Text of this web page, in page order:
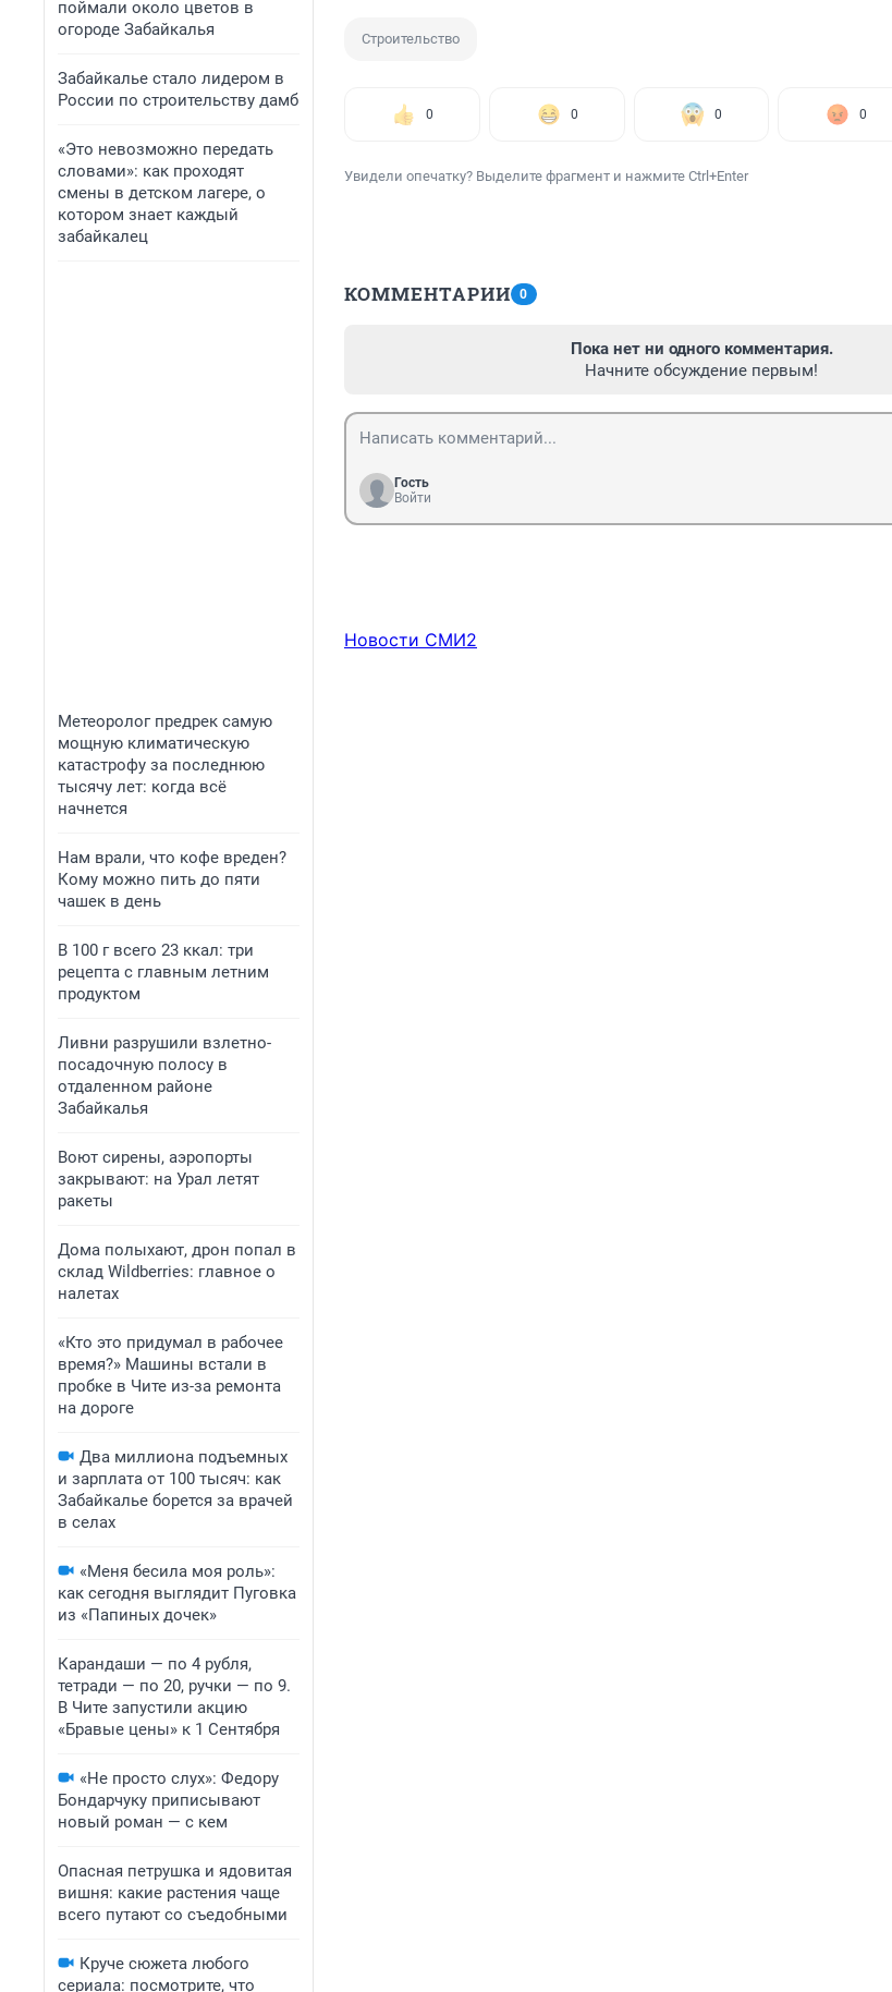
поймали около цветов в
огороде Забайкалья
Забайкалье стало лидером в
России по строительству дамб
«Это невозможно передать
словами»: как проходят
смены в детском лагере, о
котором знает каждый
забайкалец
Метеоролог предрек самую
мощную климатическую
катастрофу за последнюю
тысячу лет: когда всё
начнется
Нам врали, что кофе вреден?
Кому можно пить до пяти
чашек в день
В 100 г всего 23 ккал: три
рецепта с главным летним
продуктом
Ливни разрушили взлетно-
посадочную полосу в
отдаленном районе
Забайкалья
Воют сирены, аэропорты
закрывают: на Урал летят
ракеты
Дома полыхают, дрон попал в
склад Wildberries: главное о
налетах
«Кто это придумал в рабочее
время?» Машины встали в
пробке в Чите из-за ремонта
на дороге
Два миллиона подъемных
и зарплата от 100 тысяч: как
Забайкалье борется за врачей
в селах
«Меня бесила моя роль»:
как сегодня выглядит Пуговка
из «Папиных дочек»
Карандаши — по 4 рубля,
тетради — по 20, ручки — по 9.
В Чите запустили акцию
«Бравые цены» к 1 Сентября
«Не просто слух»: Федору
Бондарчуку приписывают
новый роман — с кем
Опасная петрушка и ядовитая
вишня: какие растения чаще
всего путают со съедобными
Круче сюжета любого
сериала: посмотрите, что
Строительство
0 0 0 0
Увидели опечатку? Выделите фрагмент и нажмите Ctrl+Enter
КОММЕНТАРИИ 0
Пока нет ни одного комментария.
Начните обсуждение первым!
Гость
Войти
Новости СМИ2